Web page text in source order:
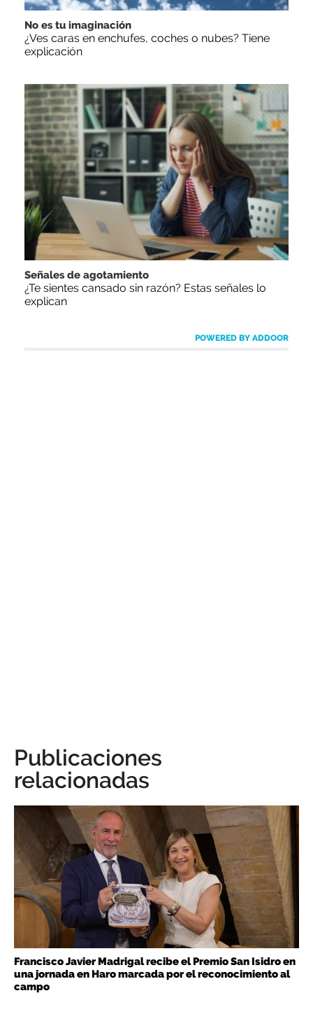
No es tu imaginación
¿Ves caras en enchufes, coches o nubes? Tiene
explicación
Señales de agotamiento
¿Te sientes cansado sin razón? Estas señales lo
explican
POWERED BY ADDOOR
Publicaciones
relacionadas
Francisco Javier Madrigal recibe el Premio San Isidro en
una jornada en Haro marcada por el reconocimiento al
campo